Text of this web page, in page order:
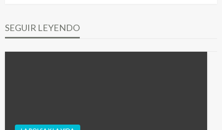
SEGUIR LEYENDO